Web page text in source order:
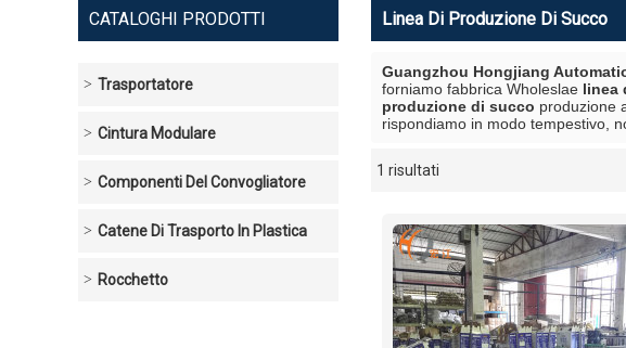
CATALOGHI PRODOTTI
Trasportatore
Cintura Modulare
Componenti Del Convogliatore
Catene Di Trasporto In Plastica
Rocchetto
Linea Di Produzione Di Succo
Guangzhou Hongjiang
forniamo fabbrica Wholeslae linea
produzione di succo produzione
rispondiamo in modo tempestivo,
1 risultati
vetrina